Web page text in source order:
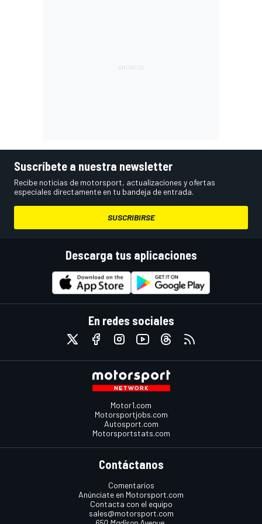
Suscríbete a nuestra newsletter
Recibe noticias de motorsport, actualizaciones y ofertas
especiales directamente en tu bandeja de entrada.
SUSCRIBIRSE
Descarga tus aplicaciones
En redes sociales
Motor1.com
Motorsportjobs.com
Autosport.com
Motorsportstats.com
Contáctanos
Comentarios
Anúnciate en Motorsport.com
Contacta con el equipo
sales@motorsport.com